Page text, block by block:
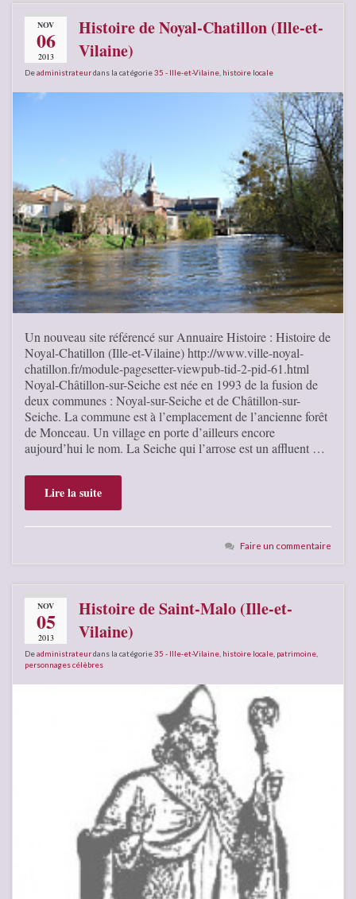
NOV
06
2013
Histoire de Noyal-Chatillon (Ille-et-
Vilaine)
Deadministrateurdans la catégorie35 - Ille-et-Vilaine histoire locale
Un nouveau site référencé sur Annuaire Histoire : Histoire de
Noyal-Chatillon (Ille-et-Vilaine) http://www.ville-noyal-
chatillon.fr/module-pagesetter-viewpub-tid-2-pid-61.html
Noyal-Châtillon-sur-Seiche est née en 1993 de la fusion de
deux communes : Noyal-sur-Seiche et de Châtillon-sur-
Seiche. La commune est à l’emplacement de l’ancienne forêt
de Monceau. Un village en porte d’ailleurs encore
aujourd’hui le nom. La Seiche qui l’arrose est un affluent …
Lire la suite
Faire un commentaire
NOV
05
2013
Histoire de Saint-Malo (Ille-et-
Vilaine)
Deadministrateurdans la catégorie35 - Ille-et-Vilaine histoire locale patrimoine
personnages célèbres